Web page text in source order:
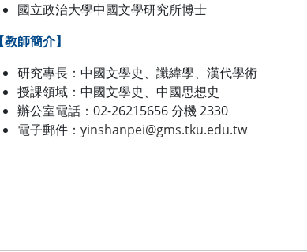
國立政治大學中國文學研究所博士
【教師簡介】
研究專長：中國文學史、讖緯學、漢代學術
授課領域：中國文學史、中國思想史
辦公室電話：02-26215656 分機 2330
電子郵件： yinshanpei@gms.tku.edu.tw